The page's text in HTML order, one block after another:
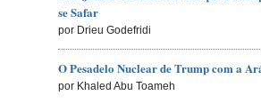
se Safar
por Drieu Godefridi
O Pesadelo Nuclear de Trump com a
por Khaled Abu Toameh